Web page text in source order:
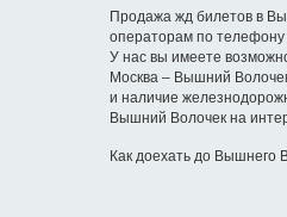
Продажа жд билетов в
операторам по
У нас вы имеете
Москва – Вышний
и наличие
Вышний Волочек на
Как доехать до Вышнего